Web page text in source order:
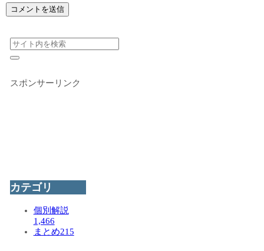
スポンサーリンク
カテゴリ
個別解説
1,466
まとめ215